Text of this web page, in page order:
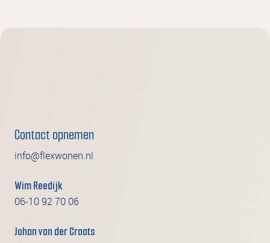
Contact opnemen
info@flexwonen.nl
Wim Reedijk
06-10 92 70 06
Johan van der Craats